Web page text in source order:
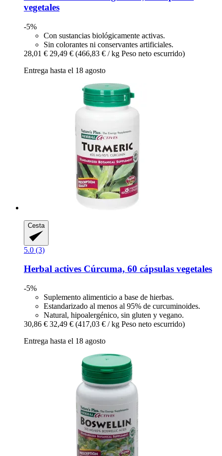
vegetales
-5%
Con sustancias biológicamente activas.
Sin colorantes ni conservantes artificiales.
28,01 € 29,49 € (466,83 € / kg Peso neto escurrido)
Entrega hasta el 18 agosto
Cesta
5.0 (3)
Herbal actives Cúrcuma, 60 cápsulas vegetales
-5%
Suplemento alimenticio a base de hierbas.
Estandarizado al menos al 95% de curcuminoides.
Natural, hipoalergénico, sin gluten y vegano.
30,86 € 32,49 € (417,03 € / kg Peso neto escurrido)
Entrega hasta el 18 agosto